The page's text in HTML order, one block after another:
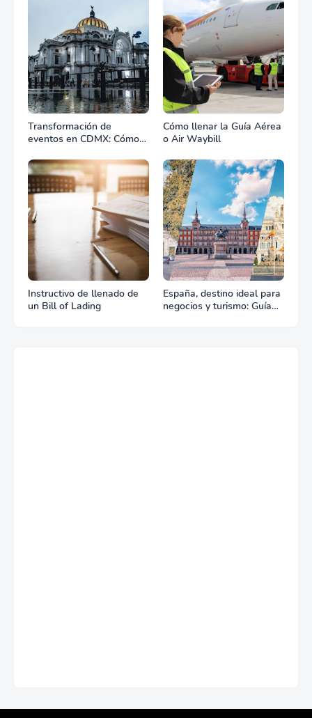
Transformación de
eventos en CDMX: Cómo
equipos define el éxito de
tu celebración
Cómo llenar la Guía Aérea
o Air Waybill
Instructivo de llenado de
un Bill of Lading
España, destino ideal para
negocios y turismo: Guía